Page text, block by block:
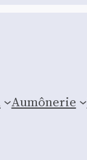
Aumônerie